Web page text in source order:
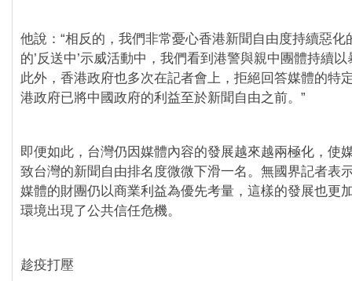
他說：“相反的，我們非常憂心香港新聞自由度持續惡化
的’反送中’示威活動中，我們看到港警與親中團體持續
此外，香港政府也多次在記者會上，拒絕回答媒體的特
港政府已將中國政府的利益至於新聞自由之前。”
即便如此，台灣仍因媒體內容的發展越來越兩極化，使
致台灣的新聞自由排名度微微下滑一名。無國界記者表
媒體的財團仍以商業利益為優先考量，這樣的發展也更
環境出現了公共信任危機。
趁疫打壓